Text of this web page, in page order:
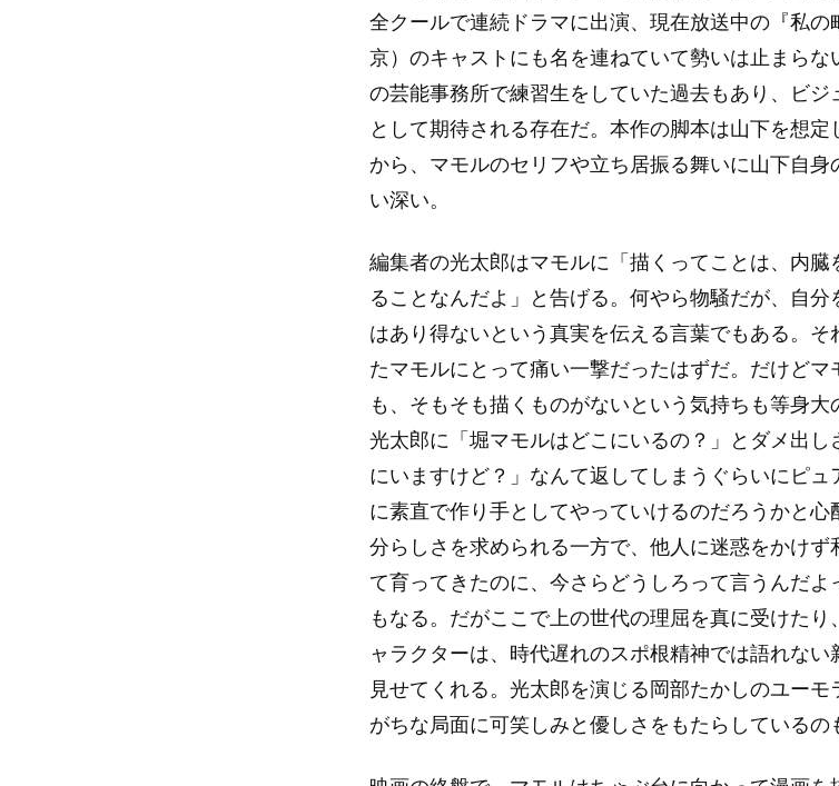
全クールで連続ドラマに出演、現在放送中の『私
京）のキャストにも名を連ねていて勢いは止まら
の芸能事務所で練習生をしていた過去もあり、ビ
として期待される存在だ。本作の脚本は山下を想
から、マモルのセリフや立ち居振る舞いに山下自
い深い。
編集者の光太郎はマモルに「描くってことは、内
ることなんだよ」と告げる。何やら物騒だが、自
はあり得ないという真実を伝える言葉でもある。そ
たマモルにとって痛い一撃だったはずだ。だけどマ
も、そもそも描くものがないという気持ちも等身大
光太郎に「堀マモルはどこにいるの？」とダメ出
にいますけど？」なんて返してしまうぐらいにピ
に素直で作り手としてやっていけるのだろうかと
分らしさを求められる一方で、他人に迷惑をかけ
て育ってきたのに、今さらどうしろって言うんだよ
もなる。だがここで上の世代の理屈を真に受けた
ャラクターは、時代遅れのスポ根精神では語れな
見せてくれる。光太郎を演じる岡部たかしのユー
がちな局面に可笑しみと優しさをもたらしているの